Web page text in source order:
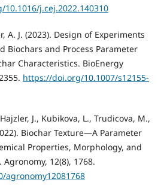
j.cej.2022.140310
A. J. (2023). Design of Experiments
Biochars and Process Parameter
Characteristics. BioEnergy
https://doi.org/10.1007/s12155-
J., Kubikova, L., Trudicova, M.,
Biochar Texture—A Parameter
Properties, Morphology, and
12(8), 1768.
agronomy12081768